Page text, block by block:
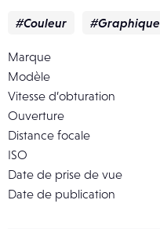
#Couleur #Graphique
Marque
Modèle
Vitesse d’obturation
Ouverture
Distance focale
ISO
Date de prise de vue
Date de publication